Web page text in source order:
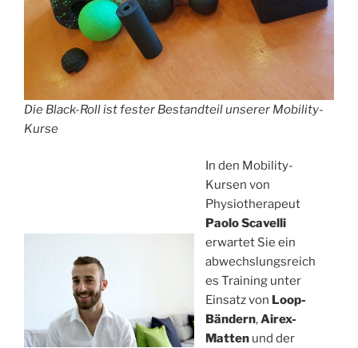
Die Black-Roll ist fester Bestandteil unserer Mobility-
Kurse
In den Mobility-
Kursen von
Physiotherapeut
Paolo Scavelli
erwartet Sie ein
abwechslungsreich
es Training unter
Einsatz von Loop-
Bändern,Airex-
Matten und der